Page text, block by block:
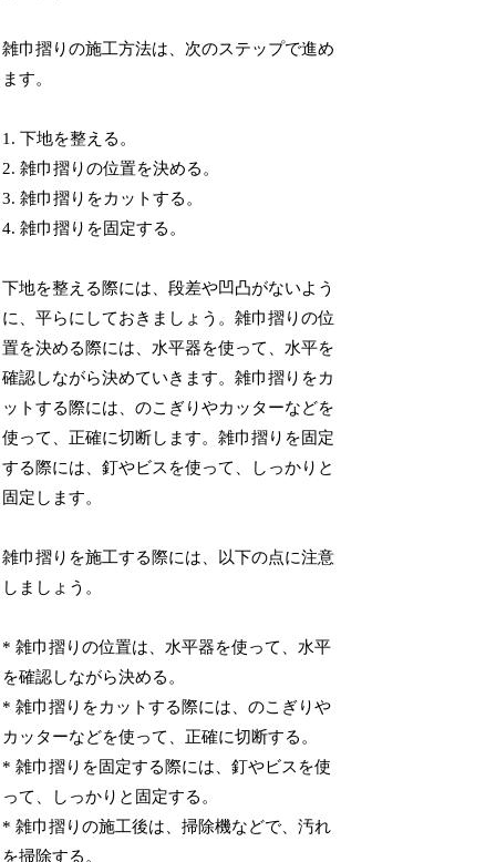
雑巾摺りの施工方法は、次のステップで進め
ます。
1. 下地を整える。
2. 雑巾摺りの位置を決める。
3. 雑巾摺りをカットする。
4. 雑巾摺りを固定する。
下地を整える際には、段差や凹凸がないよう
に、平らにしておきましょう。雑巾摺りの位
置を決める際には、水平器を使って、水平を
確認しながら決めていきます。雑巾摺りをカ
ットする際には、のこぎりやカッターなどを
使って、正確に切断します。雑巾摺りを固定
する際には、釘やビスを使って、しっかりと
固定します。
雑巾摺りを施工する際には、以下の点に注意
しましょう。
* 雑巾摺りの位置は、水平器を使って、水平
を確認しながら決める。
* 雑巾摺りをカットする際には、のこぎりや
カッターなどを使って、正確に切断する。
* 雑巾摺りを固定する際には、釘やビスを使
って、しっかりと固定する。
* 雑巾摺りの施工後は、掃除機などで、汚れ
を掃除する。